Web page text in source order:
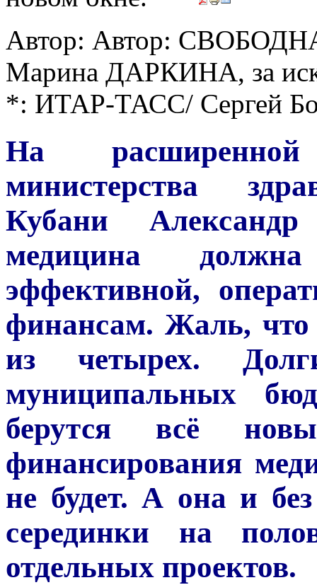
Автор: Автор:
Марина ДАРКИНА, за
*: ИТАР-ТАСС/ Сергей
На
министерства
Кубани
медицина
эффективной,
финансам. Жаль, что
из четырех.
муниципальных
берутся всё
финансирования
не будет. А она и
серединки на
отдельных проектов.